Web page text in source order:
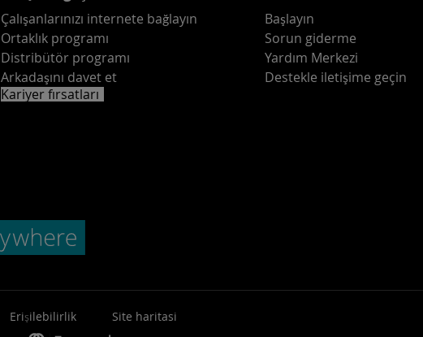
Çalışanlarınızı internete bağlayın
Ortaklık programı
Distribütör programı
Arkadaşını davet et
Kariyer fırsatları
Başlayın
Sorun giderme
Yardım Merkezi
Destekle iletişime geçin
Erişilebilirlik
Site haritasi